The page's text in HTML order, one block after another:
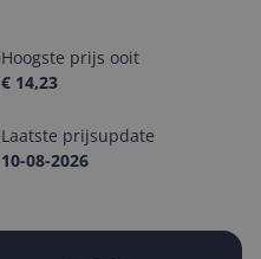
Hoogste prijs ooit
€ 14,23
Laatste prijsupdate
10-08-2026